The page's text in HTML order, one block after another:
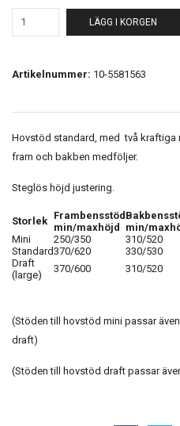
LÄGG I KORGEN
Artikelnummer: 10-5581563
Hovstöd standard, med två kraftiga
fram och bakben medföljer.
Steglös höjd justering.
Storlek Frambensstöd
min/maxhöjd min/
Mini
250/350 310/520
Standard370/620 330/530
Draft
(large)
370/600 310/520
(Stöden till hovstöd mini passar
draft)
(Stöden till hovstöd draft passar